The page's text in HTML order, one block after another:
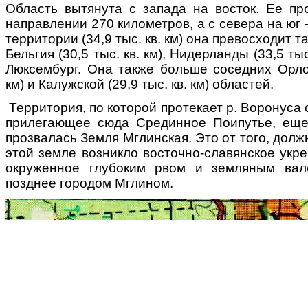
Область вытянута с запада на восток. Ее
направлении 270 километров, а с севера на
территории (34,9 тыс. кв. км) она превосходит
Бельгия (30,5 тыс. кв. км), Нидерланды (33,5
Люксембург. Она также больше соседних
км) и Калужской (29,9 тыс. кв. км) областей.
Территория, по которой протекает р. Воронуса
прилегающее сюда Срединное Поипутье,
прозвалась Земля Мглинская. Это от того,
этой земле возникло восточно-славянское
окруженное глубоким рвом и земляным
позднее городом Мглином.